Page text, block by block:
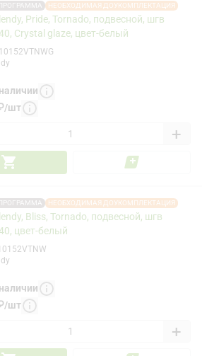
НЕОБХОДИМАЯ ДОУКОМПЛЕКТАЦИЯ
Pride, Tornado, подвесной, шгв
Crystal glaze, цвет-белый
/шт
+
НЕОБХОДИМАЯ ДОУКОМПЛЕКТАЦИЯ
Bliss, Tornado, подвесной, шгв
цвет-белый
/шт
+